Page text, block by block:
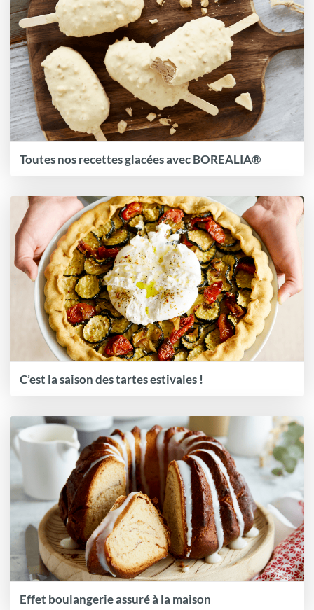
Toutes nos recettes glacées avec BOREALIA®
C’est la saison des tartes estivales !
Effet boulangerie assuré à la maison